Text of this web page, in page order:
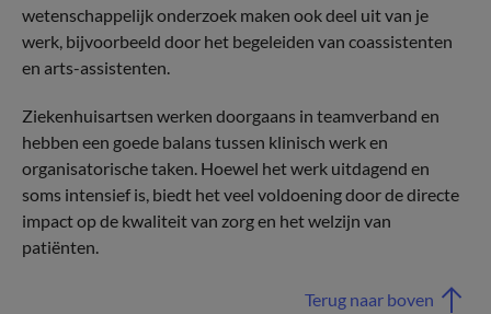
wetenschappelijk onderzoek maken ook deel uit van je
werk, bijvoorbeeld door het begeleiden van coassistenten
en arts-assistenten.
Ziekenhuisartsen werken doorgaans in teamverband en
hebben een goede balans tussen klinisch werk en
organisatorische taken. Hoewel het werk uitdagend en
soms intensief is, biedt het veel voldoening door de directe
impact op de kwaliteit van zorg en het welzijn van
patiënten.
Terug naar boven